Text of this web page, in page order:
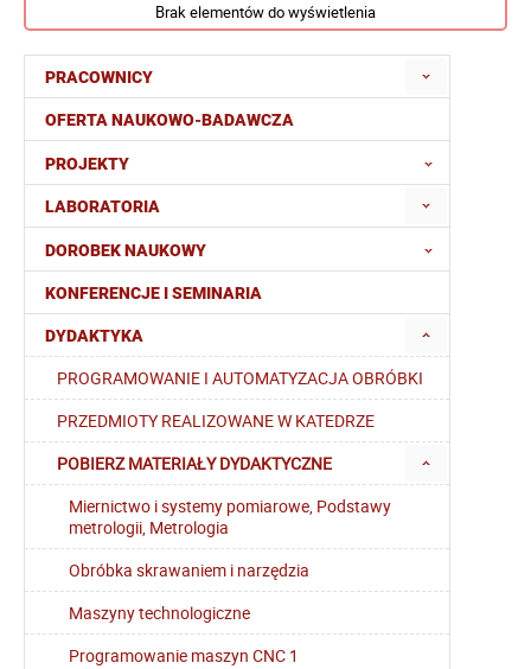
PRACOWNICY
OFERTA NAUKOWO-BADAWCZA
PROJEKTY
LABORATORIA
DOROBEK NAUKOWY
KONFERENCJE I SEMINARIA
DYDAKTYKA
PROGRAMOWANIE I AUTOMATYZACJA OBRÓBKI
PRZEDMIOTY REALIZOWANE W KATEDRZE
POBIERZ MATERIAŁY DYDAKTYCZNE
Miernictwo i systemy pomiarowe, Podstawy
metrologii, Metrologia
Obróbka skrawaniem i narzędzia
Maszyny technologiczne
Programowanie maszyn CNC 1
Brak elementów do wyświetlenia